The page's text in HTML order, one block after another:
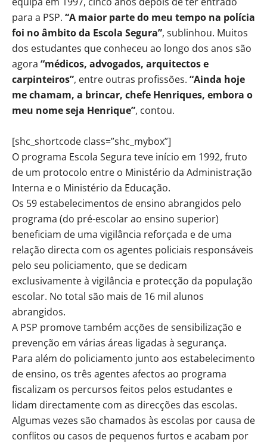
para a PSP. “A maior parte do meu tempo na polícia
foi no âmbito da Escola Segura”, sublinhou. Muitos
dos estudantes que conheceu ao longo dos anos são
agora “médicos, advogados, arquitectos e
carpinteiros”, entre outras profissões. “Ainda hoje
me chamam, a brincar, chefe Henriques, embora o
meu nome seja Henrique”, contou.
[shc_shortcode class=”shc_mybox”]
O programa Escola Segura teve início em 1992, fruto
de um protocolo entre o Ministério da Administração
Interna e o Ministério da Educação.
Os 59 estabelecimentos de ensino abrangidos pelo
programa (do pré-escolar ao ensino superior)
beneficiam de uma vigilância reforçada e de uma
relação directa com os agentes policiais responsáveis
pelo seu policiamento, que se dedicam
exclusivamente à vigilância e protecção da população
escolar. No total são mais de 16 mil alunos
abrangidos.
A PSP promove também acções de sensibilização e
prevenção em várias áreas ligadas à segurança.
Para além do policiamento junto aos estabelecimento
de ensino, os três agentes afectos ao programa
fiscalizam os percursos feitos pelos estudantes e
lidam directamente com as direcções das escolas.
Algumas vezes são chamados às escolas por causa de
conflitos ou casos de pequenos furtos e acabam por